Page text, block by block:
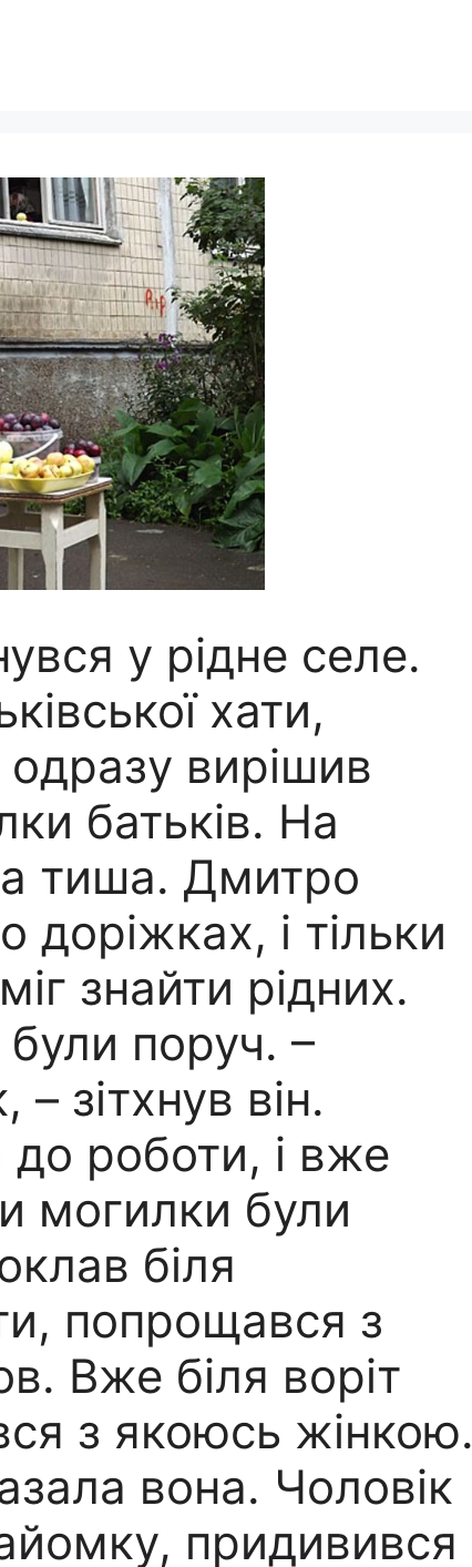
у рідне селе.
хати,
одразу вирішив
батьків. На
тиша. Дмитро
доріжках, і тільки
знайти рідних.
були поруч. –
зітхнув він.
роботи, і вже
могилки були
біля
попрощався з
Вже біля воріт
з якоюсь жінкою.
вона. Чоловік
придивився